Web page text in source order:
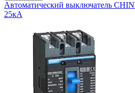
Автоматический выключатель
25кА